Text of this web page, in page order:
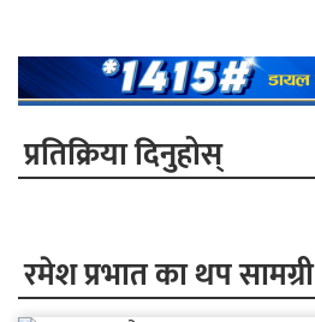
प्रतिक्रिया दिनुहोस्
रमेश प्रभात का थप सामग्री